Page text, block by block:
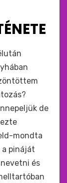
de
mondta
pináját
és